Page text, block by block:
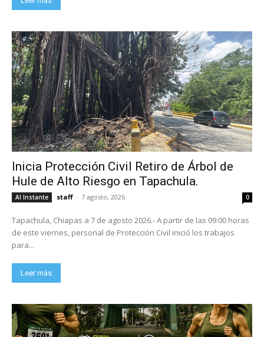
Inicia Protección Civil Retiro de Árbol de
Hule de Alto Riesgo en Tapachula.
Al Instante staff - 7 agosto, 2026 0
Tapachula, Chiapas a 7 de agosto 2026.- A partir de las 09:00 horas
de este viernes, personal de Protección Civil inició los trabajos
para...
Leer más